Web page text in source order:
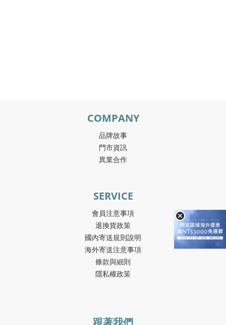
COMPANY
品牌故事
門市資訊
異業合作
SERVICE
會員注意事項
退換貨政策
國內寄送規則說明
海外寄送注意事項
條款與細則
隱私權政策
跟著我們